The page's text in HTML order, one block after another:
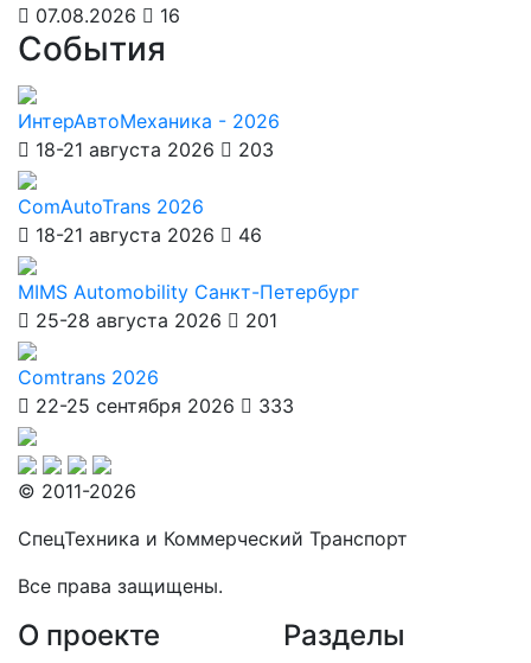
07.08.2026
16
События
ИнтерАвтоМеханика - 2026
18-21 августа 2026
203
ComAutoTrans 2026
18-21 августа 2026
46
MIMS Automobility Санкт-Петербург
25-28 августа 2026
201
Comtrans 2026
22-25 сентября 2026
333
© 2011-2026
СпецТехника и Коммерческий Транспорт
Все права защищены.
О проекте Разделы